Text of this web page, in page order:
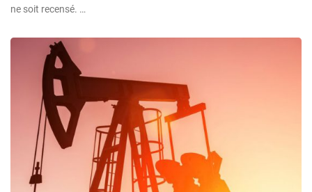
ne soit recensé. …